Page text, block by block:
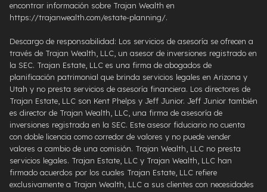
encontrar información sobre Trajan Wealth en
https://trajanwealth.com/estate-planning/.
Descargo de responsabilidad: Los servicios de asesoría se ofrecen a
través de Trajan Wealth, LLC, un asesor de inversiones registrado en
la SEC. Trajan Estate, LLC es una firma de abogados de
planificación patrimonial que brinda servicios legales en Arizona y
Utah y no presta servicios de asesoría financiera. Los directores de
Trajan Estate, LLC son Kent Phelps y Jeff Junior. Jeff Junior también
es director de Trajan Wealth, LLC, una firma de asesoría de
inversiones registrada en la SEC. Este asesor fiduciario no cuenta
con doble licencia como corredor de valores y no puede vender
valores a cambio de una comisión. Trajan Wealth, LLC no presta
servicios legales. Trajan Estate, LLC y Trajan Wealth, LLC han
firmado acuerdos por los cuales Trajan Estate, LLC refiere
exclusivamente a Trajan Wealth, LLC a sus clientes con necesidades